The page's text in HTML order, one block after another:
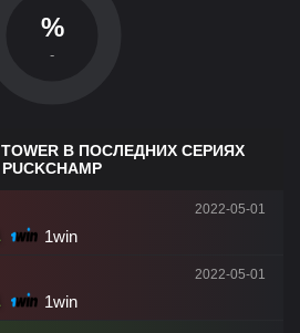
%
-
В ПОСЛЕДНИХ СЕРИЯХ
PUCKCHAMP
1win
2022-05-01
1win
2022-05-01